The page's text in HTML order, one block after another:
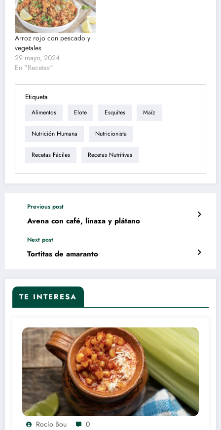
Arroz rojo con pescado y
vegetales
29 mayo, 2024
En "Recetas"
Etiqueta
Alimentos Elote Esquites Maíz
Nutrición Humana Nutricionista
Recetas Fáciles Recetas Nutritivas
Previous post
Avena con café, linaza y plátano
Next post
Tortitas de amaranto
TE INTERESA
Rocío Bou 0